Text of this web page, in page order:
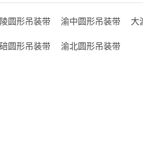
圆形吊装带 渝中圆形吊装带 大
圆形吊装带 渝北圆形吊装带